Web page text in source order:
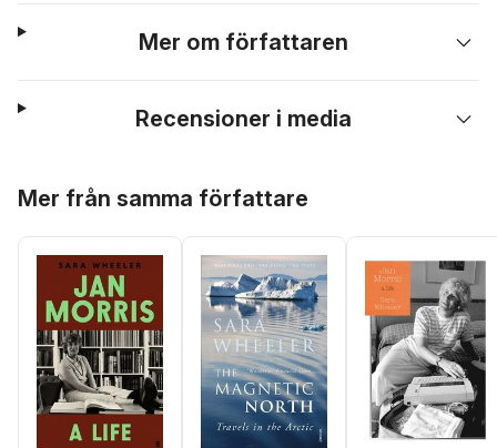
Mer om författaren
Recensioner i media
Mer från samma författare